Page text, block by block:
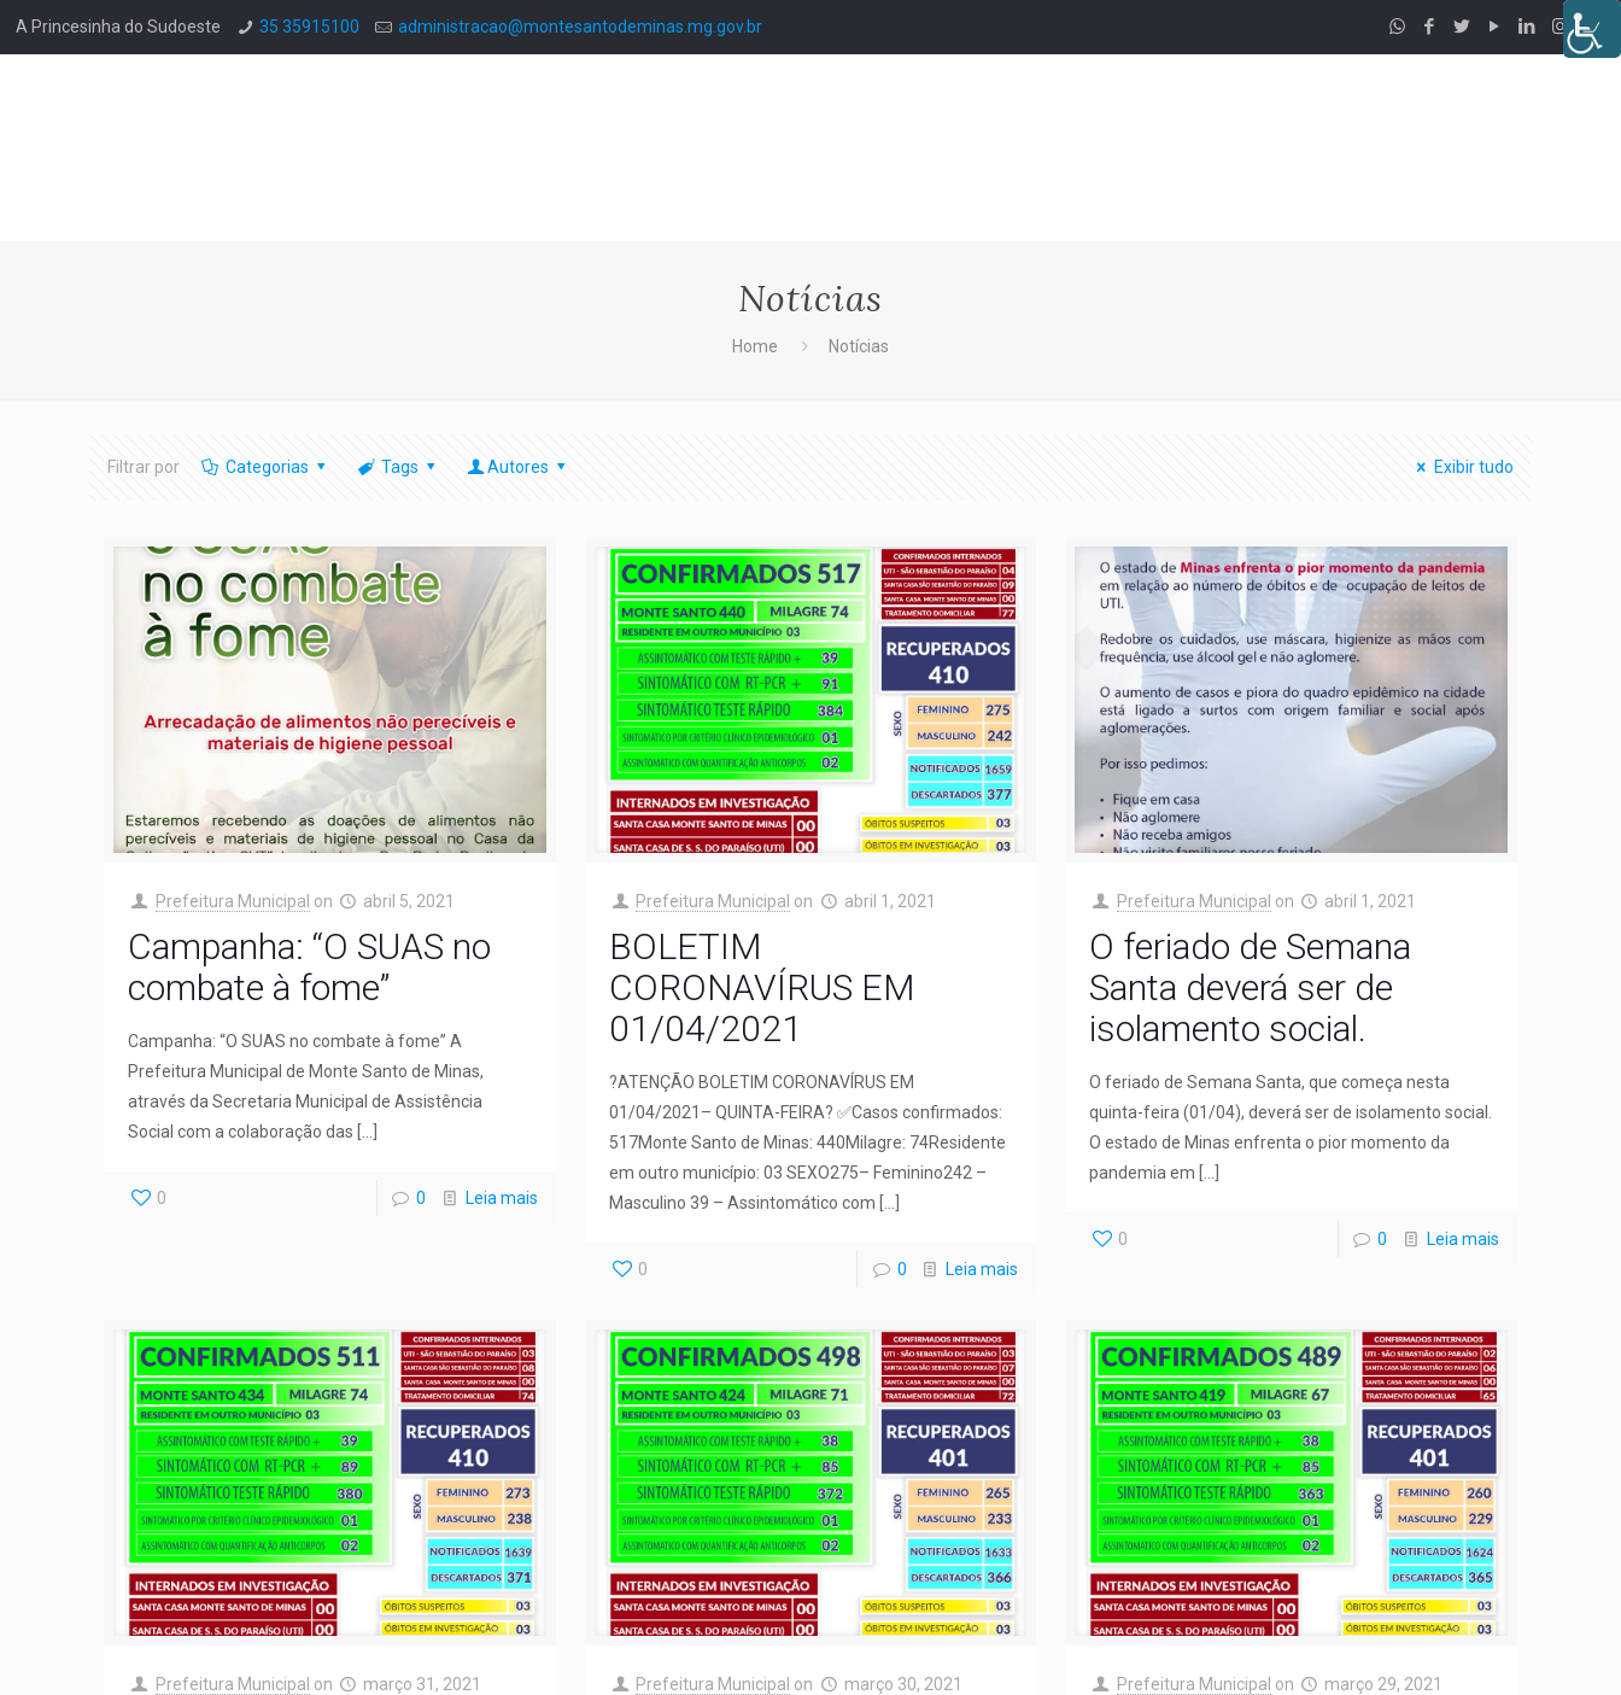
A Princesinha do Sudoeste 35 35915100 administracao@montesantodeminas.mg.gov.br
Notícias
Home Notícias
Filtrar por Categorias Tags Autores Exibir tudo
Prefeitura Municipal on abril 5, 2021
Campanha: “O SUAS no
combate à fome”
Campanha: “O SUAS no combate à fome” A
Prefeitura Municipal de Monte Santo de Minas,
através da Secretaria Municipal de Assistência
Social com a colaboração das
0 0 Leia mais
Prefeitura Municipal on abril 1, 2021
BOLETIM
CORONAVÍRUS EM
01/04/2021
?ATENÇÃO BOLETIM CORONAVÍRUS EM
01/04/2021– QUINTA-FEIRA? ✅Casos confirmados:
517Monte Santo de Minas: 440Milagre: 74Residente
em outro município: 03 SEXO275– Feminino242 –
Masculino 39 – Assintomático com
0 0 Leia mais
Prefeitura Municipal on abril 1, 2021
O feriado de Semana
Santa deverá ser de
isolamento social.
O feriado de Semana Santa, que começa nesta
quinta-feira (01/04), deverá ser de isolamento social.
O estado de Minas enfrenta o pior momento da
pandemia em
0 0 Leia mais
Prefeitura Municipal on março 31, 2021 Prefeitura Municipal on março 30, 2021 Prefeitura Municipal on março 29, 2021